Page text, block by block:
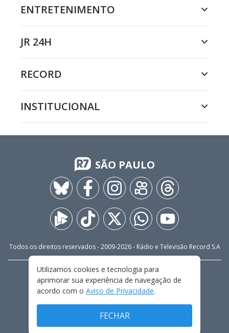
ENTRETENIMENTO
JR 24H
RECORD
INSTITUCIONAL
SÃO PAULO
Todos os direitos reservados - 2009-2026- Rádio e Televisão Record S.A
FALE CONOSCO
PRIVACIDADE
TERMOS E CONDIÇÕES DE USO
Utilizamos cookies e tecnologia para
aprimorar sua experiência de navegação de
acordo com o Aviso de Privacidade.
FECHAR